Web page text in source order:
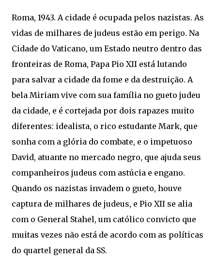
Roma, 1943. A cidade é ocupada pelos nazistas. As
vidas de milhares de judeus estão em perigo. Na
Cidade do Vaticano, um Estado neutro dentro das
fronteiras de Roma, Papa Pio XII está lutando
para salvar a cidade da fome e da destruição. A
bela Miriam vive com sua família no gueto judeu
da cidade, e é cortejada por dois rapazes muito
diferentes: idealista, o rico estudante Mark, que
sonha com a glória do combate, e o impetuoso
David, atuante no mercado negro, que ajuda seus
companheiros judeus com astúcia e engano.
Quando os nazistas invadem o gueto, houve
captura de milhares de judeus, e Pio XII se alia
com o General Stahel, um católico convicto que
muitas vezes não está de acordo com as políticas
do quartel general da SS.